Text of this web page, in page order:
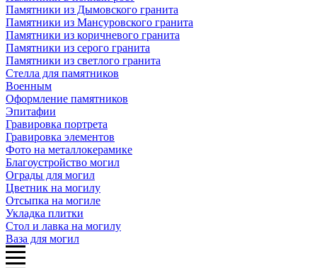
Памятники из Дымовского гранита
Памятники из Мансуровского гранита
Памятники из коричневого гранита
Памятники из серого гранита
Памятники из светлого гранита
Стелла для памятников
Военным
Оформление памятников
Эпитафии
Гравировка портрета
Гравировка элементов
Фото на металлокерамике
Благоустройство могил
Ограды для могил
Цветник на могилу
Отсыпка на могиле
Укладка плитки
Стол и лавка на могилу
Ваза для могил